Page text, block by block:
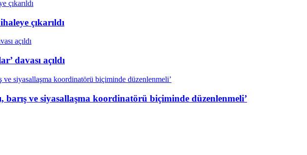
çıkarıldı
davası açıldı
barış ve siyasallaşma koordinatörü biçiminde düzenlenmeli’